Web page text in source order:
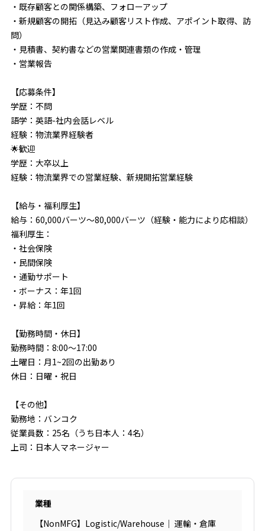
・既存顧客との関係構築、フォローアップ
・新規顧客の開拓（見込み顧客リスト作成、アポイント取得、訪
問）
・見積書、契約書などの営業関連書類の作成・管理
・営業報告
【応募条件】
学歴：不問
語学：英語-社内会話レベル
経験：物流業界経験者
🌟歓迎
学歴：大卒以上
経験：物流業界での営業経験、新規開拓営業経験
【給与・福利厚生】
給与：60,000バーツ～80,000バーツ（経験・能力により応相談）
福利厚生：
・社会保険
・民間保険
・通勤サポート
・ボーナス：年1回
・昇給：年1回
【勤務時間・休日】
勤務時間：8:00～17:00
土曜日：月1~2回の出勤あり
休日：日曜・祝日
【その他】
勤務地：バンコク
従業員数：25名（うち日本人：4名）
上司：日本人マネージャー
業種
【NonMFG】Logistic/Warehouse｜ 運輸・倉庫